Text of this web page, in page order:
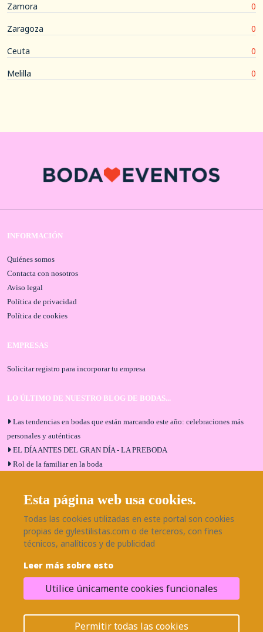
Zamora
0
Zaragoza
0
Ceuta
0
Melilla
0
INFORMACIÓN
Quiénes somos
Contacta con nosotros
Aviso legal
Política de privacidad
Política de cookies
EMPRESAS
Solicitar registro para incorporar tu empresa
LO ÚLTIMO DE NUESTRO BLOG DE BODAS...
Las tendencias en bodas que están marcando este año: celebraciones más
personales y auténticas
EL DÍA ANTES DEL GRAN DÍA - LA PREBODA
Rol de la familiar en la boda
Bodas en Alhaurín de la Torre: entrevista exclusiva con Bodaeventos
Málaga
¿Cómo será tu boda?
Blog de bodas
SÍGUENOS EN NUESTRAS REDES
© 2026 Grupo BodaEventos | Todos los derechos reservados.¿Necesitas ayuda?
Esta página web usa cookies.
Todas las cookies utilizadas en este portal son cookies
propias de gylestilistas.com o de terceros, con fines
técnicos, analíticos y de publicidad
Leer más sobre esto
Utilice únicamente cookies funcionales
Permitir todas las cookies